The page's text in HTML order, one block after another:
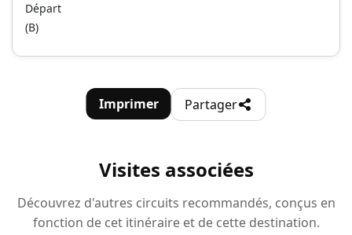
Départ
(B)
Partager
Imprimer
Visites associées
Découvrez d'autres circuits recommandés, conçus en
fonction de cet itinéraire et de cette destination.